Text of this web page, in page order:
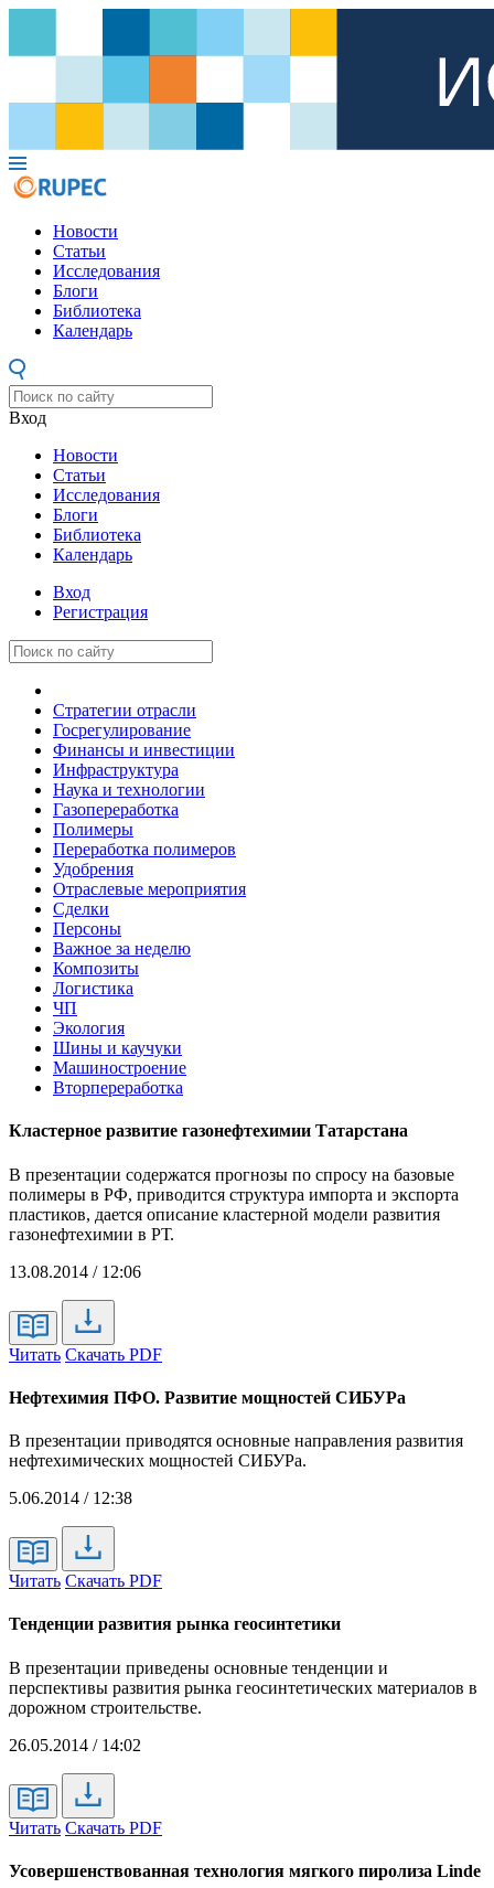
Новости
Статьи
Исследования
Блоги
Библиотека
Календарь
Вход
Новости
Статьи
Исследования
Блоги
Библиотека
Календарь
Вход
Регистрация
Стратегии отрасли
Госрегулирование
Финансы и инвестиции
Инфраструктура
Наука и технологии
Газопереработка
Полимеры
Переработка полимеров
Удобрения
Отраслевые мероприятия
Сделки
Персоны
Важное за неделю
Композиты
Логистика
ЧП
Экология
Шины и каучуки
Машиностроение
Вторпереработка
Кластерное развитие газонефтехимии Татарстана
В презентации содержатся прогнозы по спросу на базовые
полимеры в РФ, приводится структура импорта и экспорта
пластиков, дается описание кластерной модели развития
газонефтехимии в РТ.
13.08.2014 / 12:06
Читать Скачать PDF
Нефтехимия ПФО. Развитие мощностей СИБУРа
В презентации приводятся основные направления развития
нефтехимических мощностей СИБУРа.
5.06.2014 / 12:38
Читать Скачать PDF
Тенденции развития рынка геосинтетики
В презентации приведены основные тенденции и
перспективы развития рынка геосинтетических материалов в
дорожном строительстве.
26.05.2014 / 14:02
Читать Скачать PDF
Усовершенствованная технология мягкого пиролиза Linde